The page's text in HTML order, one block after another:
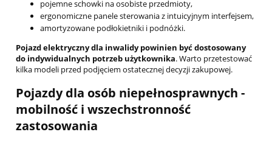
pojemne schowki na osobiste przedmioty,
ergonomiczne panele sterowania z intuicyjnym interfejsem,
amortyzowane podłokietniki i podnóżki.
Pojazd elektryczny dla inwalidy powinien być dostosowany
do indywidualnych potrzeb użytkownika. Warto przetestować
kilka modeli przed podjęciem ostatecznej decyzji zakupowej.
Pojazdy dla osób niepełnosprawnych -
mobilność i wszechstronność
zastosowania